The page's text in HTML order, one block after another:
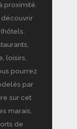
proximité.
découvrir
loisirs,
pourrez
par
sur cet
marais,
de